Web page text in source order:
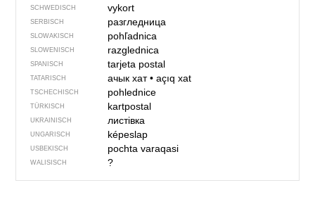
SCHWEDISCH vykort
SERBISCH разгледница
SLOWAKISCH pohľadnica
SLOWENISCH razglednica
SPANISCH tarjeta postal
TATARISCH ачык хат• açıq xat
TSCHECHISCH pohlednice
TÜRKISCH kartpostal
UKRAINISCH листівка
UNGARISCH képeslap
USBEKISCH pochta varaqasi
WALISISCH ?